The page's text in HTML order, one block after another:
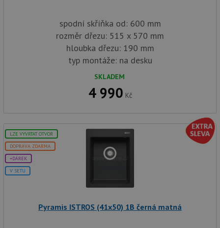
spodní skříňka od: 600 mm
rozměr dřezu: 515 x 570 mm
hloubka dřezu: 190 mm
typ montáže: na desku
SKLADEM
4 990 Kč
LZE VYVRTAT OTVOR
DOPRAVA ZDARMA
+DÁREK
V SETU
Pyramis ISTROS (41x50) 1B černá matná